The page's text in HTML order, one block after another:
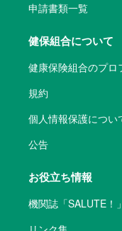
申請書類一覧
健保組合について
健康保険組合のプロ
規約
個人情報保護につい
公告
お役立ち情報
機関誌「SALUTE！」